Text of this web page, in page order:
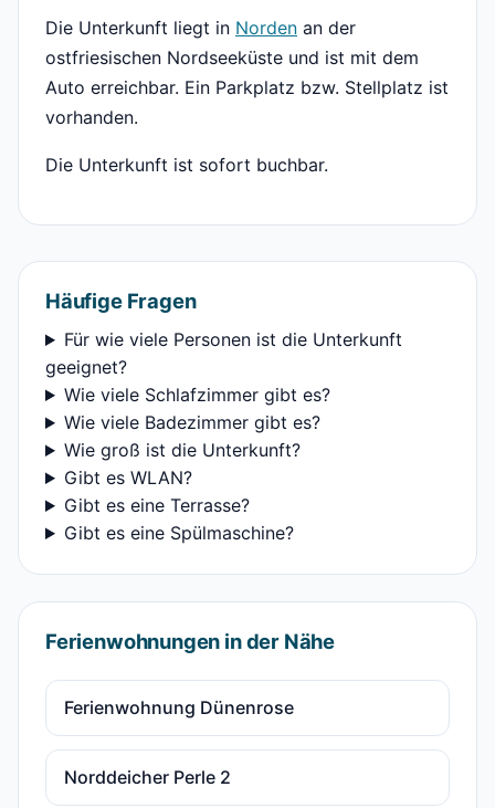
Die Unterkunft liegt in Norden an der
ostfriesischen Nordseeküste und ist mit dem
Auto erreichbar. Ein Parkplatz bzw. Stellplatz ist
vorhanden.
Die Unterkunft ist sofort buchbar.
Häufige Fragen
Für wie viele Personen ist die Unterkunft
geeignet?
Wie viele Schlafzimmer gibt es?
Wie viele Badezimmer gibt es?
Wie groß ist die Unterkunft?
Gibt es WLAN?
Gibt es eine Terrasse?
Gibt es eine Spülmaschine?
Ferienwohnungen in der Nähe
Ferienwohnung Dünenrose
Norddeicher Perle 2